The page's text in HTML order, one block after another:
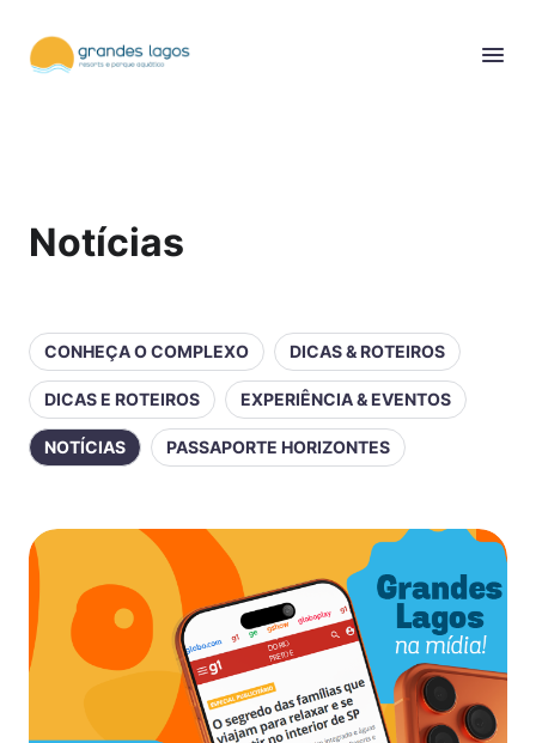
Notícias
CONHEÇA O COMPLEXO DICAS & ROTEIROS
DICAS E ROTEIROS EXPERIÊNCIA & EVENTOS
NOTÍCIAS PASSAPORTE HORIZONTES